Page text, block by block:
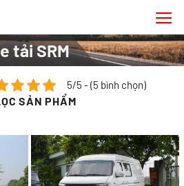
tải SRM
5/5 - (5 bình chọn)
SẢN PHẨM